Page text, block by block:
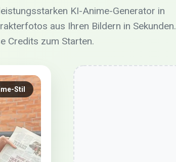
KI-Anime-Generator in
aus Ihren Bildern in Sekunden.
Credits zum Starten.
Stil